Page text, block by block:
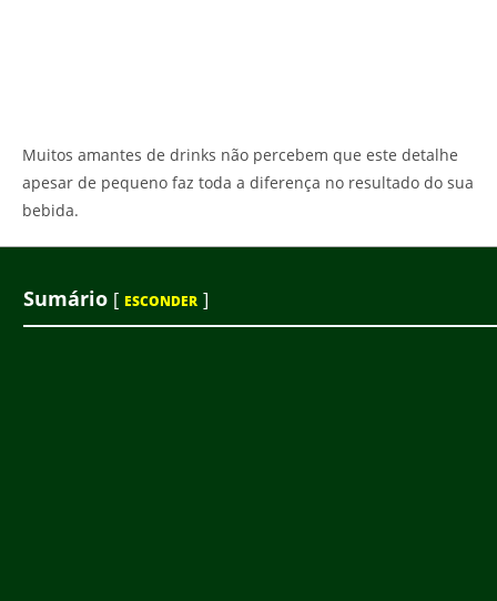
Muitos amantes de drinks não percebem que este detalhe
apesar de pequeno faz toda a diferença no resultado do sua
bebida.
Sumário [ ESCONDER ]